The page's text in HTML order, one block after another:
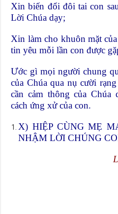
Xin biến đổi đôi tai con
Lời Chúa dạy;
Xin làm cho khuôn mặt
tin yêu mỗi lần con được
Ước gì mọi người chung
của Chúa qua nụ cười
cần cảm thông của
cách ứng xử của con.
X) HIỆP CÙNG MẸ
NHẬM LỜI CHÚNG